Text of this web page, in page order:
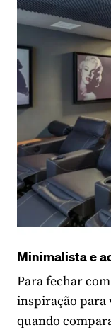
Minimalista e
Para fechar
inspiração para
quando